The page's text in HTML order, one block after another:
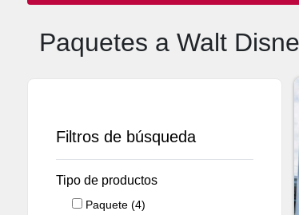
Paquetes a Walt
Filtros de búsqueda
Tipo de productos
Paquete (4)